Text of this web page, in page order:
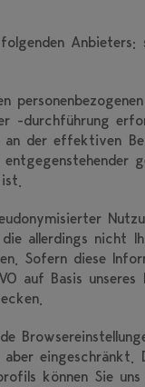
-durchführung
der effektiven
allerdings nicht
Sofern diese
auf Basis
können Sie